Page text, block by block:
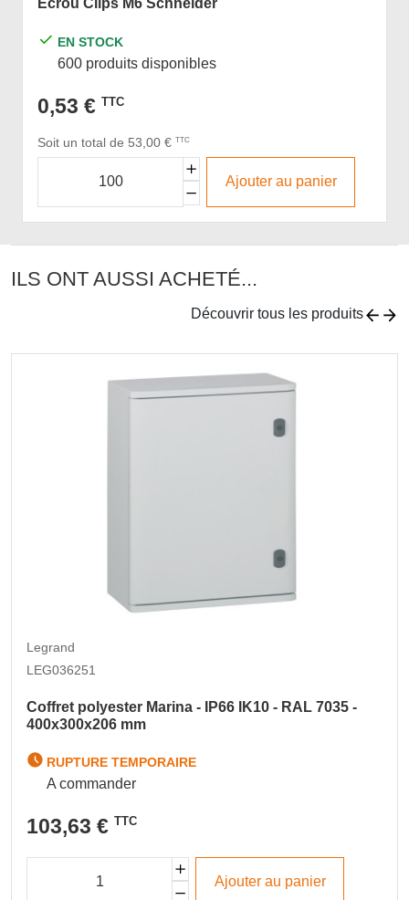
Ecrou Clips M6 Schneider
EN STOCK
600 produits disponibles
0,53 € TTC
Soit un total de 53,00 € TTC
Ajouter au panier
ILS ONT AUSSI ACHETÉ...
Découvrir tous les produits
Legrand
LEG036251
Coffret polyester Marina - IP66 IK10 - RAL 7035 -
400x300x206 mm
RUPTURE TEMPORAIRE
A commander
103,63 € TTC
Ajouter au panier